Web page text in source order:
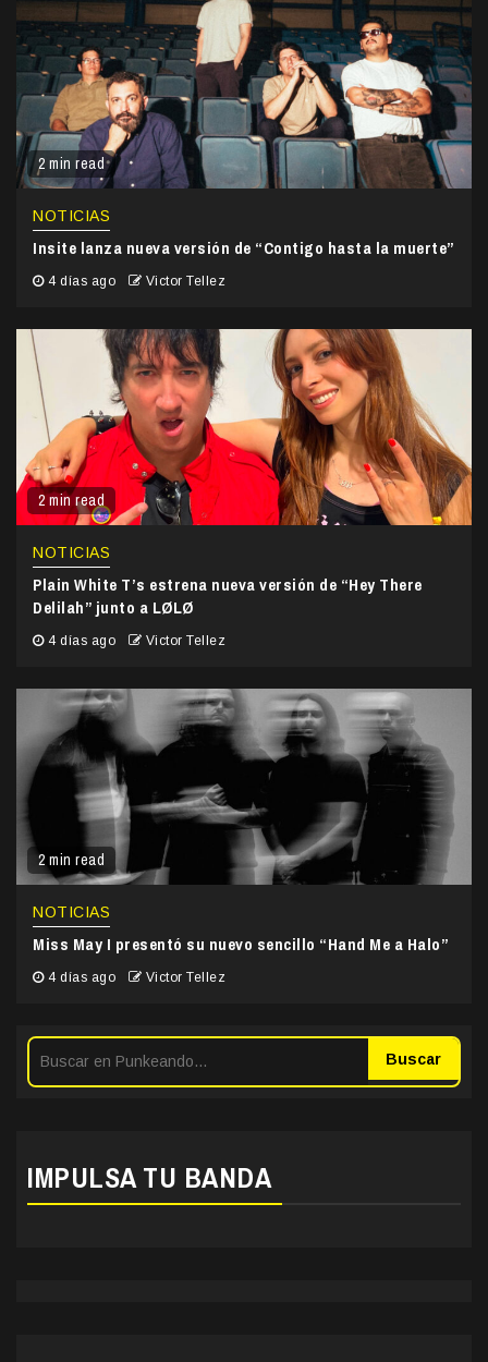
2 min read
NOTICIAS
Insite lanza nueva versión de “Contigo hasta la muerte”
4 días ago Victor Tellez
2 min read
NOTICIAS
Plain White T’s estrena nueva versión de “Hey There
Delilah” junto a LØLØ
4 días ago Victor Tellez
2 min read
NOTICIAS
Miss May I presentó su nuevo sencillo “Hand Me a Halo”
4 días ago Victor Tellez
Buscar
IMPULSA TU BANDA